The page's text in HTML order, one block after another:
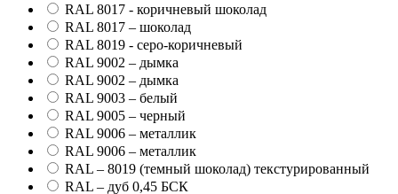
RAL 8017 - коричневый шоколад
RAL 8017 – шоколад
RAL 8019 - серо-коричневый
RAL 9002 – дымка
RAL 9002 – дымка
RAL 9003 – белый
RAL 9005 – черный
RAL 9006 – металлик
RAL 9006 – металлик
RAL – 8019 (темный шоколад) текстурированный
RAL – дуб 0,45 БСК